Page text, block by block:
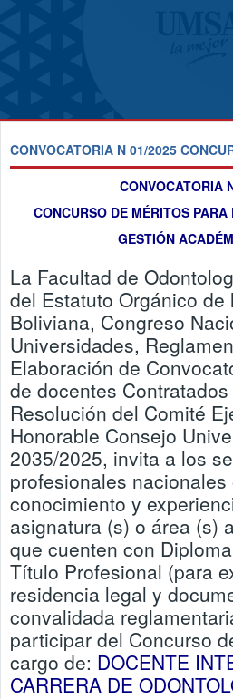
CONVOCATORIA
CONCURSO DE MÉRITOS
GESTIÓN
La Facultad de
del Estatuto Orgánico de
Boliviana, Congreso
Universidades,
Elaboración de
de docentes
Resolución del Comité
Honorable Consejo
2035/2025, invita a los
profesionales
conocimiento y
asignatura (s) o área (s)
que cuenten con
Título Profesional (para
residencia legal y
convalidada
participar del Concurso
cargo de: DOCENTE
CARRERA DE